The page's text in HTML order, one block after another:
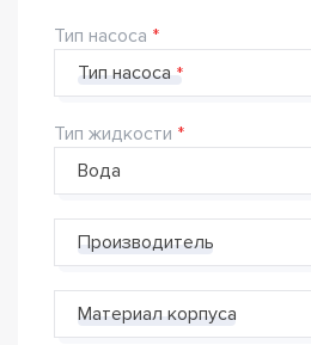
Тип насоса
Тип насоса
Тип жидкости
Производитель
Материал корпуса